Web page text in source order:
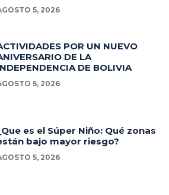
5, 2026
POR UN NUEVO
DE LA
DE BOLIVIA
5, 2026
es el Súper Niño: Qué zonas
bajo mayor riesgo?
5, 2026